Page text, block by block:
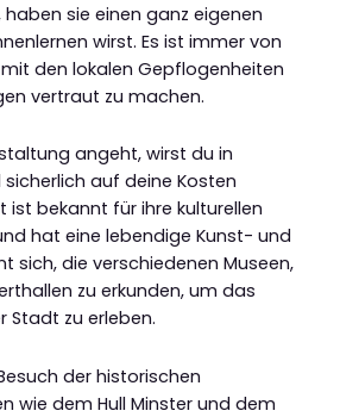
haben sie einen ganz eigenen
wirst. Es ist immer von
den lokalen Gepflogenheiten
vertraut zu machen.
angeht, wirst du in
sicherlich auf deine Kosten
ist bekannt für ihre kulturellen
hat eine lebendige Kunst- und
sich, die verschiedenen Museen,
zu erkunden, um das
Stadt zu erleben.
der historischen
wie dem Hull Minster und dem